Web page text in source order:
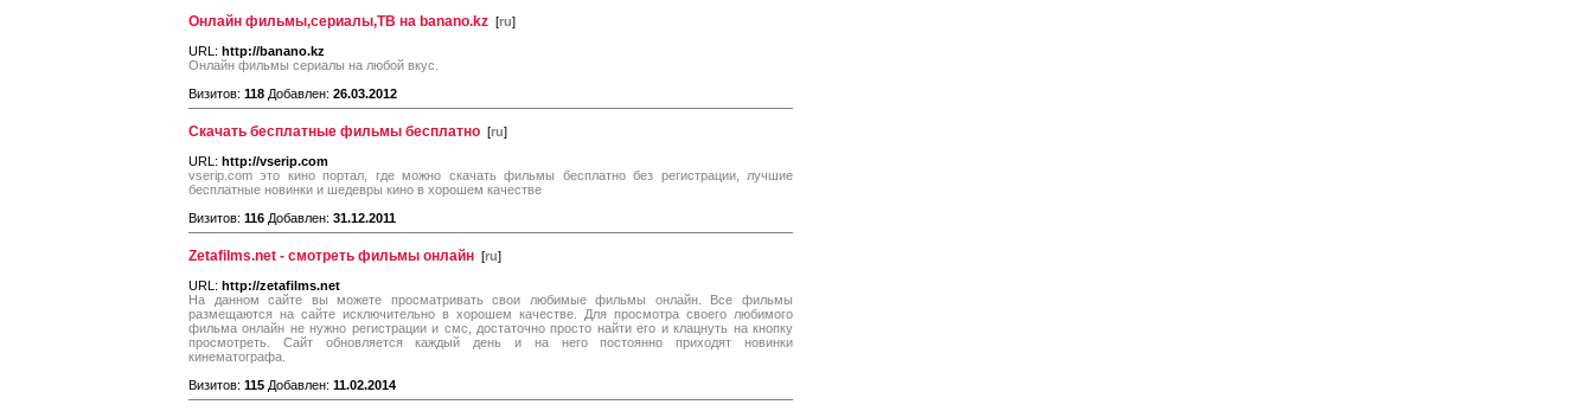
Онлайн фильмы,сериалы,ТВ на banano.kz [ru]
URL: http://banano.kz
Онлайн фильмы сериалы на любой вкус.
Визитов: 118 Добавлен: 26.03.2012
Скачать бесплатные фильмы бесплатно [ru]
URL: http://vserip.com
vserip.com это кино портал, где можно скачать фильмы бесплатно без регистрации, лучшие
бесплатные новинки и шедевры кино в хорошем качестве
Визитов: 116 Добавлен: 31.12.2011
Zetafilms.net - смотреть фильмы онлайн [ru]
URL: http://zetafilms.net
На данном сайте вы можете просматривать свои любимые фильмы онлайн. Все фильмы
размещаются на сайте исключительно в хорошем качестве. Для просмотра своего любимого
фильма онлайн не нужно регистрации и смс, достаточно просто найти его и клацнуть на кнопку
просмотреть. Сайт обновляется каждый день и на него постоянно приходят новинки
кинематографа.
Визитов: 115 Добавлен: 11.02.2014